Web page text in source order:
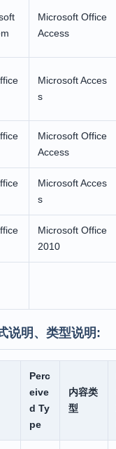
Microsoft Office
Access
Microsoft Acces
s
Microsoft Office
Access
Microsoft Acces
s
Microsoft Office
2010
说明、类型说明:
Perc
eive
d Ty
pe
内容类
型